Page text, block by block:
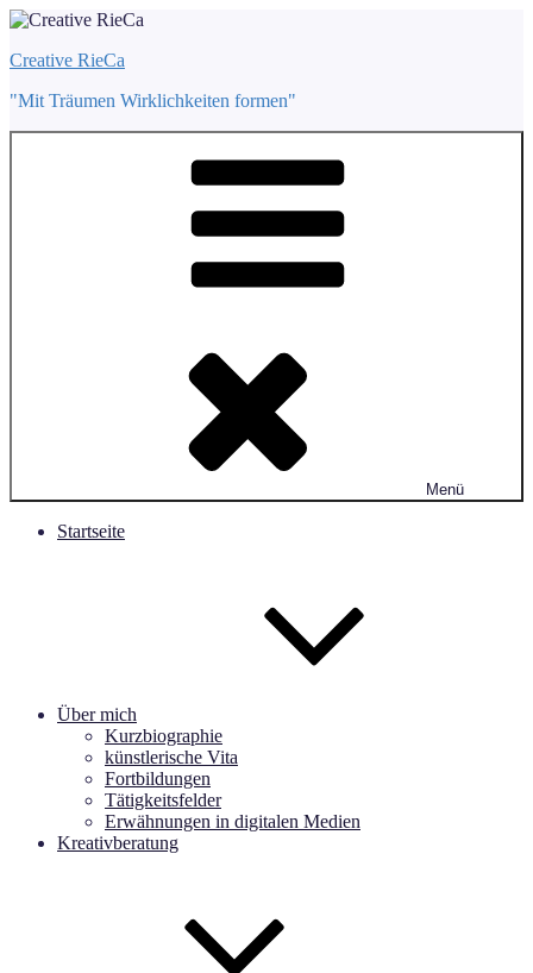
Zum
springen
Creative RieCa
"Mit Träumen Wirklichkeiten formen"
Menü
Startseite
Über mich
Kurzbiographie
künstlerische Vita
Fortbildungen
Tätigkeitsfelder
Erwähnungen in digitalen Medien
Kreativberatung